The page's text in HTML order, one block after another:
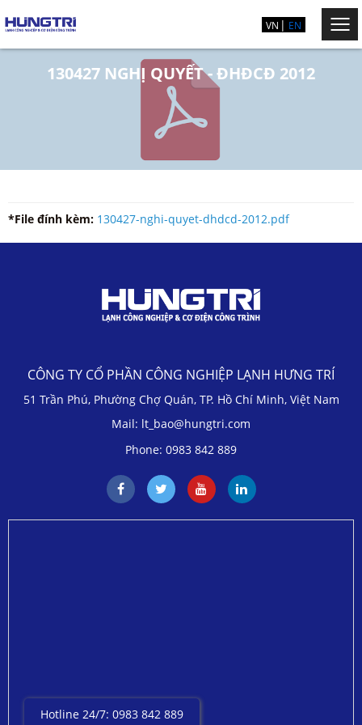
VN EN
130427 NGHỊ QUYẾT - ĐHĐCĐ 2012
*File đính kèm: 130427-nghi-quyet-dhdcd-2012.pdf
Hotline 24/7: 0983 842 889
CÔNG TY CỔ PHẦN CÔNG NGHIỆP LẠNH HƯNG TRÍ
51 Trần Phú, Phường Chợ Quán, TP. Hồ Chí Minh, Việt Nam
Mail: lt_bao@hungtri.com
Phone: 0983 842 889